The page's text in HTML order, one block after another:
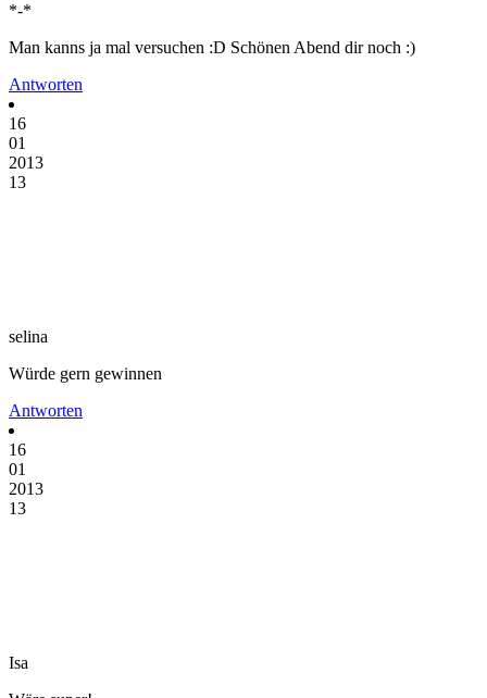
*-*
Man kanns ja mal versuchen :D Schönen Abend dir noch :)
Antworten
16
01
2013
13
selina
Würde gern gewinnen
Antworten
16
01
2013
13
Isa